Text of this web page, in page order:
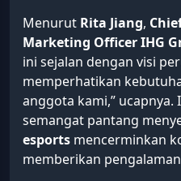
Menurut Rita Jiang,
Marketing Officer IHG
ini sejalan dengan visi
memperhatikan
anggota kami,”
semangat pantang
esports mencerminkan
memberikan